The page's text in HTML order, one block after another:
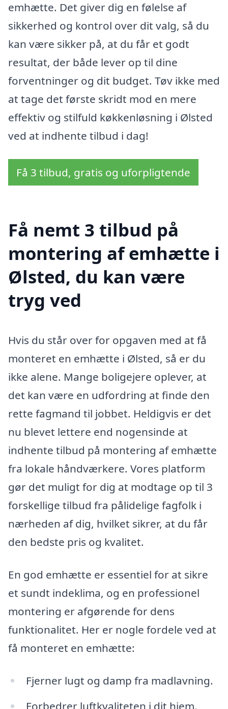
emhætte. Det giver dig en følelse af
sikkerhed og kontrol over dit valg, så du
kan være sikker på, at du får et godt
resultat, der både lever op til dine
forventninger og dit budget. Tøv ikke med
at tage det første skridt mod en mere
effektiv og stilfuld køkkenløsning i Ølsted
ved at indhente tilbud i dag!
Få 3 tilbud, gratis og uforpligtende
Få nemt 3 tilbud på
montering af emhætte i
Ølsted, du kan være
tryg ved
Hvis du står over for opgaven med at få
monteret en emhætte i Ølsted, så er du
ikke alene. Mange boligejere oplever, at
det kan være en udfordring at finde den
rette fagmand til jobbet. Heldigvis er det
nu blevet lettere end nogensinde at
indhente tilbud på montering af emhætte
fra lokale håndværkere. Vores platform
gør det muligt for dig at modtage op til 3
forskellige tilbud fra pålidelige fagfolk i
nærheden af dig, hvilket sikrer, at du får
den bedste pris og kvalitet.
En god emhætte er essentiel for at sikre
et sundt indeklima, og en professionel
montering er afgørende for dens
funktionalitet. Her er nogle fordele ved at
få monteret en emhætte:
Fjerner lugt og damp fra madlavning.
Forbedrer luftkvaliteten i dit hjem.